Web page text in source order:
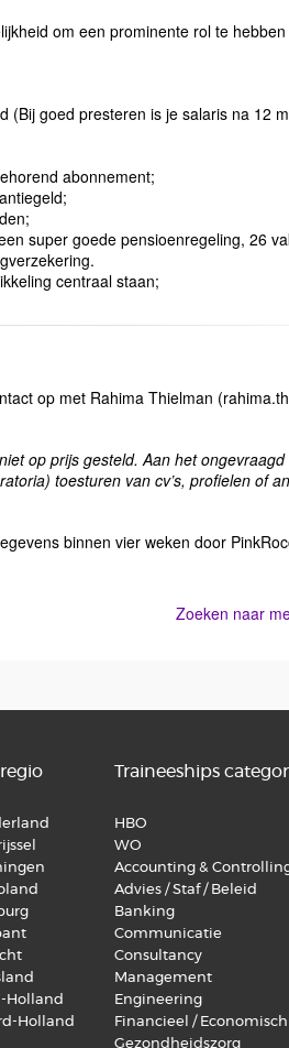
om een prominente rol te
(Bij goed presteren is je salaris na 12
abonnement;
super goede pensioenregeling, 26
centraal staan;
op met Rahima Thielman (
op prijs gesteld. Aan het
toesturen van cv’s, profielen of
binnen vier weken door
Zoeken naar
Holland
Holland
Traineeships
HBO
WO
Accounting &
Advies / Staf / Beleid
Banking
Communicatie
Consultancy
Management
Engineering
Financieel / Economisch
Gezondheidszorg